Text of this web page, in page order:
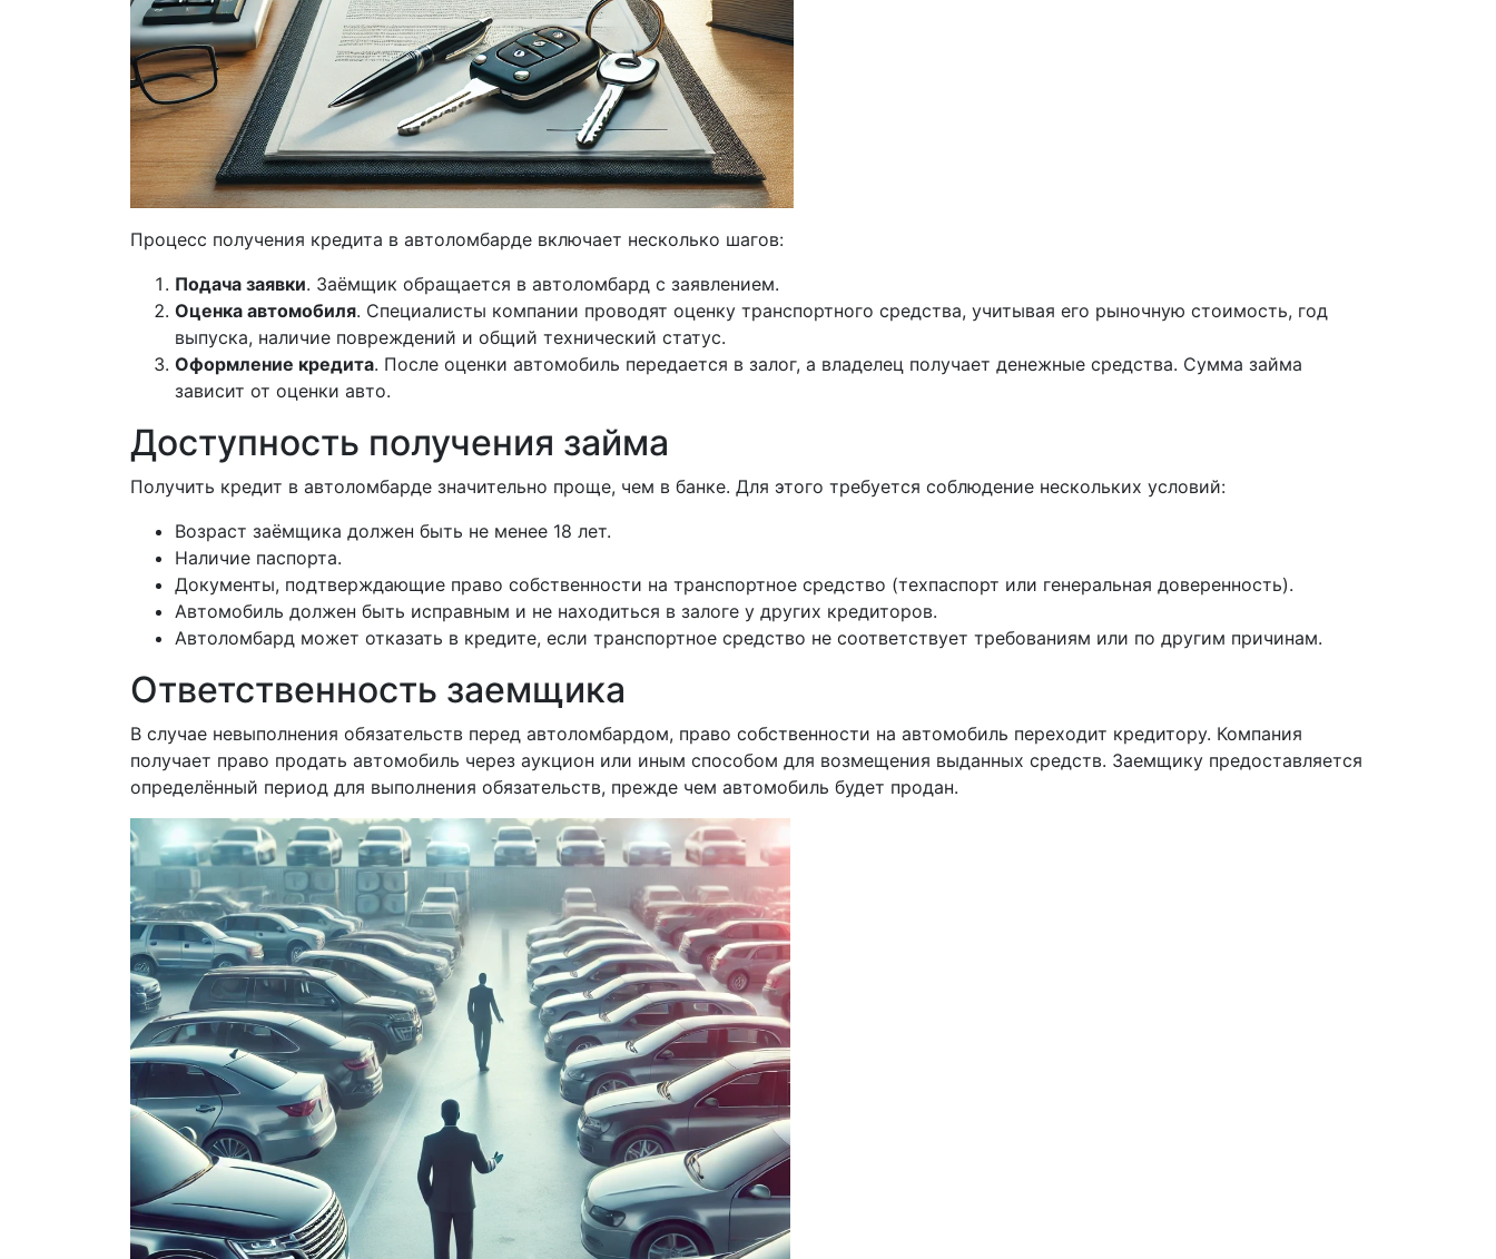
Процесс получения кредита в автоломбарде включает несколько шагов:
Подача заявки. Заёмщик обращается в автоломбард с заявлением.
Оценка автомобиля. Специалисты компании проводят оценку транспортного средства, учитывая его рыночную стоимость, год
выпуска, наличие повреждений и общий технический статус.
Оформление кредита. После оценки автомобиль передается в залог, а владелец получает денежные средства. Сумма займа
зависит от оценки авто.
Доступность получения займа
Получить кредит в автоломбарде значительно проще, чем в банке. Для этого требуется соблюдение нескольких условий:
Возраст заёмщика должен быть не менее 18 лет.
Наличие паспорта.
Документы, подтверждающие право собственности на транспортное средство (техпаспорт или генеральная доверенность).
Автомобиль должен быть исправным и не находиться в залоге у других кредиторов.
Автоломбард может отказать в кредите, если транспортное средство не соответствует требованиям или по другим причинам.
Ответственность заемщика
В случае невыполнения обязательств перед автоломбардом, право собственности на автомобиль переходит кредитору. Компания
получает право продать автомобиль через аукцион или иным способом для возмещения выданных средств. Заемщику предоставляется
определённый период для выполнения обязательств, прежде чем автомобиль будет продан.